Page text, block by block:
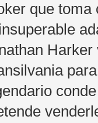
que toma